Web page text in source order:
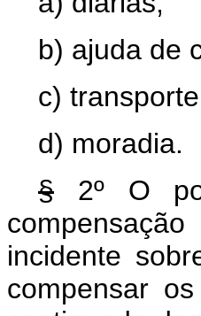
b) ajuda de
c)
d) moradia.
§ 2º O
incidente
compensar